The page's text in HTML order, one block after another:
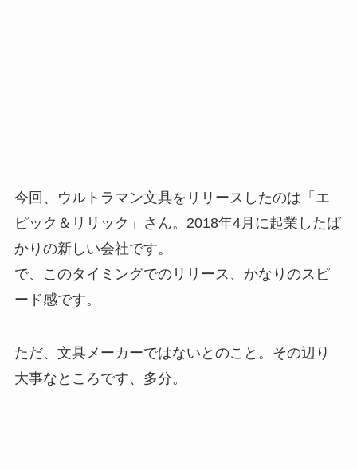
今回、ウルトラマン文具をリリースしたのは「エ
ピック＆リリック」さん。2018年4月に起業したば
かりの新しい会社です。
で、このタイミングでのリリース、かなりのスピ
ード感です。
ただ、文具メーカーではないとのこと。その辺り
大事なところです、多分。